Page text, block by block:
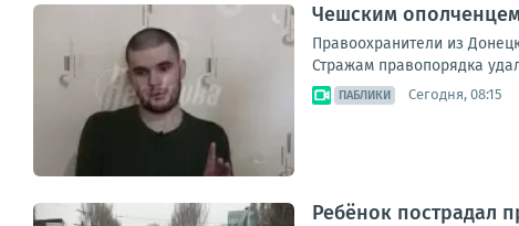
Чешским
Правоохранители из
Стражам правопорядка
ПАБЛИКИ Сегодня, 08:15
Ребёнок пострадал